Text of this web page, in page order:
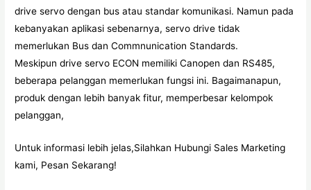
drive servo dengan bus atau standar komunikasi. Namun pada
kebanyakan aplikasi sebenarnya, servo drive tidak
memerlukan Bus dan Commnunication Standards.
Meskipun drive servo ECON memiliki Canopen dan RS485,
beberapa pelanggan memerlukan fungsi ini. Bagaimanapun,
produk dengan lebih banyak fitur, memperbesar kelompok
pelanggan,
Untuk informasi lebih jelas,Silahkan Hubungi Sales Marketing
kami, Pesan Sekarang!